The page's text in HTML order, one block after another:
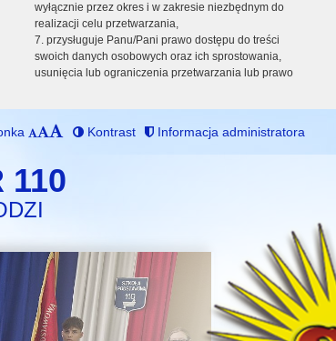
wyłącznie przez okres i w zakresie niezbędnym do
realizacji celu przetwarzania,
7. przysługuje Panu/Pani prawo dostępu do treści
swoich danych osobowych oraz ich sprostowania,
usunięcia lub ograniczenia przetwarzania lub prawo
Kontrast Informacja administratora
110